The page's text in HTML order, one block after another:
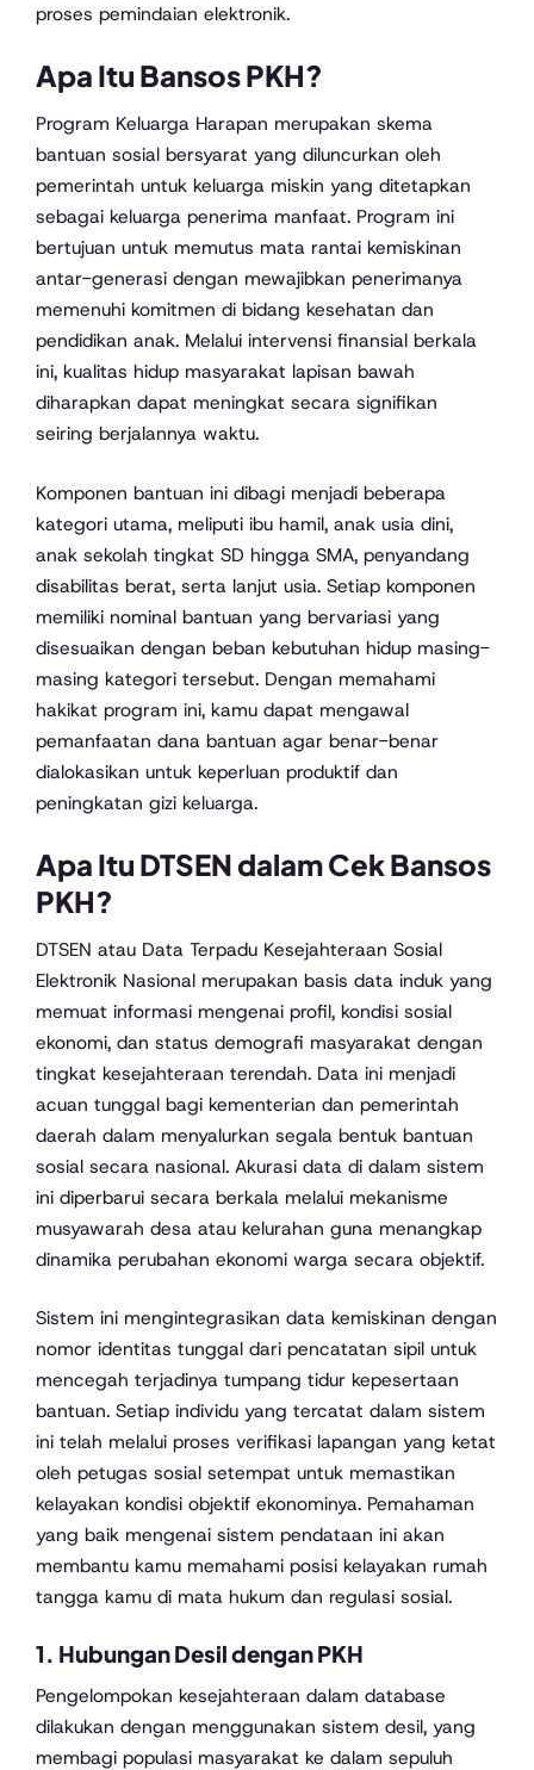
proses pemindaian elektronik.
Apa Itu Bansos PKH?
Program Keluarga Harapan merupakan skema
bantuan sosial bersyarat yang diluncurkan oleh
pemerintah untuk keluarga miskin yang ditetapkan
sebagai keluarga penerima manfaat. Program ini
bertujuan untuk memutus mata rantai kemiskinan
antar-generasi dengan mewajibkan penerimanya
memenuhi komitmen di bidang kesehatan dan
pendidikan anak. Melalui intervensi finansial berkala
ini, kualitas hidup masyarakat lapisan bawah
diharapkan dapat meningkat secara signifikan
seiring berjalannya waktu.
Komponen bantuan ini dibagi menjadi beberapa
kategori utama, meliputi ibu hamil, anak usia dini,
anak sekolah tingkat SD hingga SMA, penyandang
disabilitas berat, serta lanjut usia. Setiap komponen
memiliki nominal bantuan yang bervariasi yang
disesuaikan dengan beban kebutuhan hidup masing-
masing kategori tersebut. Dengan memahami
hakikat program ini, kamu dapat mengawal
pemanfaatan dana bantuan agar benar-benar
dialokasikan untuk keperluan produktif dan
peningkatan gizi keluarga.
Apa Itu DTSEN dalam Cek Bansos
PKH?
DTSEN atau Data Terpadu Kesejahteraan Sosial
Elektronik Nasional merupakan basis data induk yang
memuat informasi mengenai profil, kondisi sosial
ekonomi, dan status demografi masyarakat dengan
tingkat kesejahteraan terendah. Data ini menjadi
acuan tunggal bagi kementerian dan pemerintah
daerah dalam menyalurkan segala bentuk bantuan
sosial secara nasional. Akurasi data di dalam sistem
ini diperbarui secara berkala melalui mekanisme
musyawarah desa atau kelurahan guna menangkap
dinamika perubahan ekonomi warga secara objektif.
Sistem ini mengintegrasikan data kemiskinan dengan
nomor identitas tunggal dari pencatatan sipil untuk
mencegah terjadinya tumpang tidur kepesertaan
bantuan. Setiap individu yang tercatat dalam sistem
ini telah melalui proses verifikasi lapangan yang ketat
oleh petugas sosial setempat untuk memastikan
kelayakan kondisi objektif ekonominya. Pemahaman
yang baik mengenai sistem pendataan ini akan
membantu kamu memahami posisi kelayakan rumah
tangga kamu di mata hukum dan regulasi sosial.
1. Hubungan Desil dengan PKH
Pengelompokan kesejahteraan dalam database
dilakukan dengan menggunakan sistem desil, yang
membagi populasi masyarakat ke dalam sepuluh